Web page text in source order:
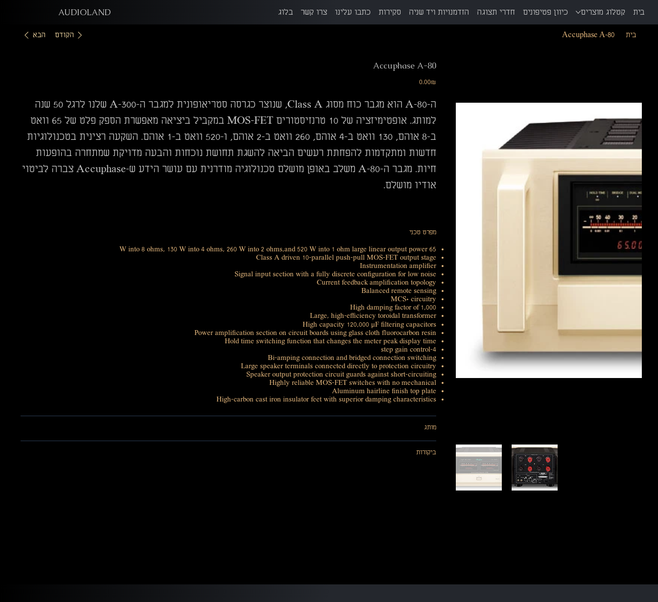
בית קטלוג מוצרים כיוון פטיפונים חדרי תצוגה הזדמנויות ויד שניה סקירות כתבו עלינו צרו קשר בלוג AUDIOLAND
בית Accuphase A-80 הקודם הבא
Accuphase A-80
מחיר ‏0.00 ‏₪
ה-A-80 הוא מגבר כוח מסוג Class A, שנוצר כגרסה סטריאופונית למגבר ה-A-300 שלנו לרגל 50 שנה
למותג. אופטימיזציה של 10 טרנזיסטורים MOS-FET במקביל ביציאה מאפשרת הספק פלט של 65 וואט
ב-8 אוהם, 130 וואט ב-4 אוהם, 260 וואט ב-2 אוהם, ו-520 וואט ב-1 אוהם. השקעה רצינית בטכנולוגיות
חדשות ומתקדמות להפחתת רעשים הביאה להשגת תחושת נוכחות והבעה מדויקת שמתחרה בהופעות
חיות. מגבר ה-A-80 משלב באופן מושלם טכנולוגיה מודרנית עם עושר הידע ש-Accuphase צברה לביטוי
אודיו מושלם.
מפרט טכני
65 W into 8 ohms, 130 W into 4 ohms, 260 W into 2 ohms,and 520 W into 1 ohm large linear output power
Class A driven 10-parallel push-pull MOS-FET output stage
Instrumentation amplifier
Signal input section with a fully discrete configuration for low noise
Current feedback amplification topology
Balanced remote sensing
MCS+ circuitry
High damping factor of 1,000
Large, high-efficiency toroidal transformer
High capacity 120,000 μF filtering capacitors
Power amplification section on circuit boards using glass cloth fluorocarbon resin
Hold time switching function that changes the meter peak display time
4-step gain control
Bi-amping connection and bridged connection switching
Large speaker terminals connected directly to protection circuitry
Speaker output protection circuit guards against short-circuiting
Highly reliable MOS-FET switches with no mechanical
Aluminum hairline finish top plate
High-carbon cast iron insulator feet with superior damping characteristics
מותג
ביקורות